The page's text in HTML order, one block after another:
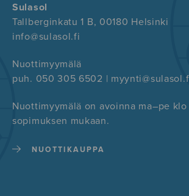
Sulasol
Tallberginkatu 1 B, 00180 Helsinki
info@sulasol.fi
Nuottimyymälä
puh. 050 305 6502 |
Nuottimyymälä on avoinna ma–pe klo
sopimuksen mukaan.
NUOTTIKAUPPA